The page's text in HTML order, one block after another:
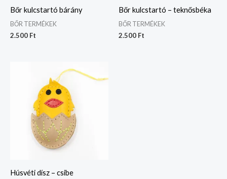
Bőr kulcstartó bárány
BŐR TERMÉKEK
2.500 Ft
Bőr kulcstartó – teknősbéka
BŐR TERMÉKEK
2.500 Ft
Húsvéti dísz – csibe